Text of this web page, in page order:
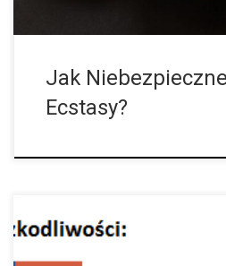
Jak
Ecstasy?